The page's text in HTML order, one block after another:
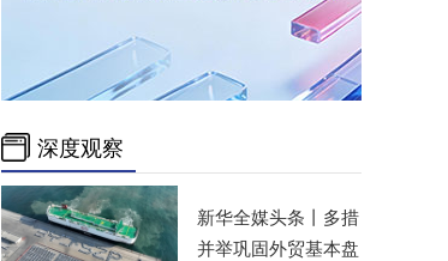
深度观察
新华全媒头条丨 多措
并举巩固外贸基本盘